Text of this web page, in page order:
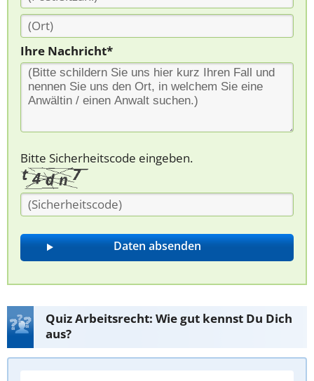
Ihre Nachricht*
Bitte Sicherheitscode eingeben.
Quiz Arbeitsrecht: Wie gut kennst Du Dich
aus?